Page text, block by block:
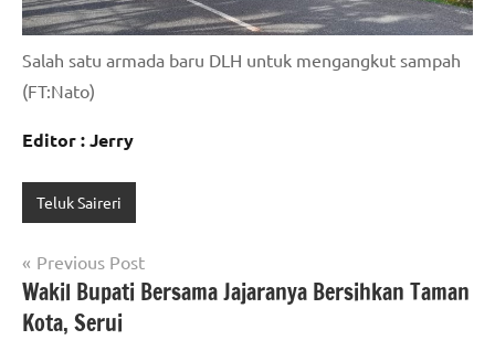
Salah satu armada baru DLH untuk mengangkut sampah
(FT:Nato)
Editor : Jerry
Teluk Saireri
Navigasi
pos
Previous Post
Wakil Bupati Bersama Jajaranya Bersihkan Taman
Kota, Serui